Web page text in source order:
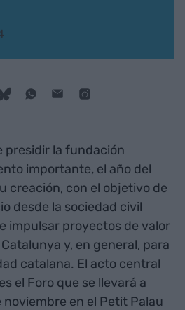
presidir la fundación
importante, el año del
creación, con el objetivo de
desde la sociedad civil
impulsar proyectos de valor
y, en general, para
catalana. El acto central
el Foro que se llevará a
noviembre en el Petit Palau